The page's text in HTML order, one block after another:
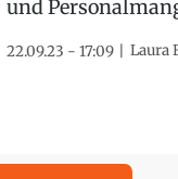
und
22.09.23 - 17:09 Laura